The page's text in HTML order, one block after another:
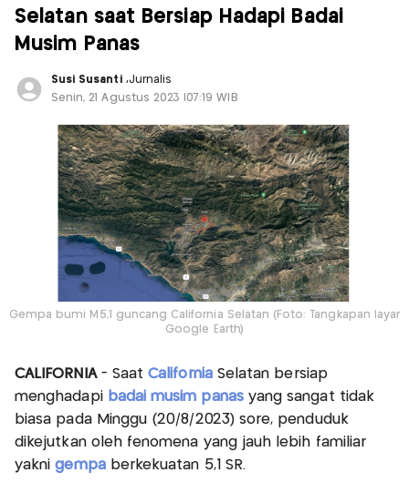
Selatan saat Bersiap Hadapi Badai
Musim Panas
Susi Susanti ,Jurnalis
Senin, 21 Agustus 2023 |07:19 WIB
Gempa bumi M5,1 guncang California Selatan (Foto: Tangkapan layar
Google Earth)
CALIFORNIA- SaatCalifornia Selatan bersiap
menghadapi badai musim panasyang sangat tidak
biasa pada Minggu (20/8/2023) sore, penduduk
dikejutkan oleh fenomena yang jauh lebih familiar
yaknigempaberkekuatan 5,1 SR.